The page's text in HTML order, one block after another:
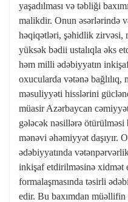
yaşadılması və təbliği
malikdir. Onun əsərlərində
həqiqətləri, şəhidlik
yüksək bədii ustalıqla əks
həm milli ədəbiyyatın
oxucularda vətənə
məsuliyyəti hisslərini
müasir Azərbaycan
gələcək nəsillərə ötürülməsi
mənəvi əhəmiyyət daşıyır.
ədəbiyyatında
inkişaf etdirilməsinə xidmət
formalaşmasında təsirli
edir. Bu baxımdan